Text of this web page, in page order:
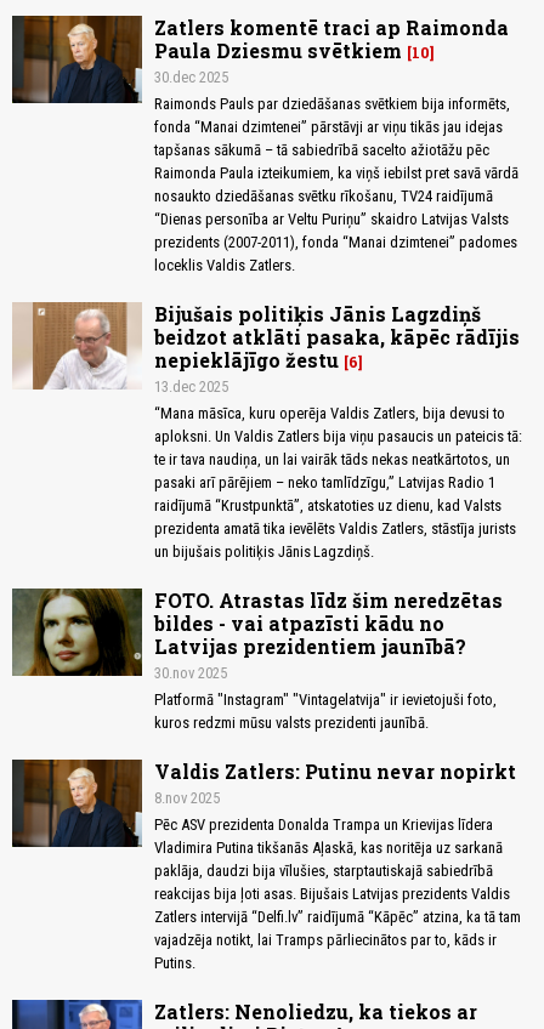
Zatlers komentē traci ap Raimonda
Paula Dziesmu svētkiem
10
30.dec 2025
Raimonds Pauls par dziedāšanas svētkiem bija informēts,
fonda “Manai dzimtenei” pārstāvji ar viņu tikās jau idejas
tapšanas sākumā – tā sabiedrībā sacelto ažiotāžu pēc
Raimonda Paula izteikumiem, ka viņš iebilst pret savā vārdā
nosaukto dziedāšanas svētku rīkošanu, TV24 raidījumā
“Dienas personība ar Veltu Puriņu” skaidro Latvijas Valsts
prezidents (2007-2011), fonda “Manai dzimtenei” padomes
loceklis Valdis Zatlers.
Bijušais politiķis Jānis Lagzdiņš
beidzot atklāti pasaka, kāpēc rādījis
nepieklājīgo žestu 6
13.dec 2025
“Mana māsīca, kuru operēja Valdis Zatlers, bija devusi to
aploksni. Un Valdis Zatlers bija viņu pasaucis un pateicis tā:
te ir tava naudiņa, un lai vairāk tāds nekas neatkārtotos, un
pasaki arī pārējiem – neko tamlīdzīgu,” Latvijas Radio 1
raidījumā “Krustpunktā”, atskatoties uz dienu, kad Valsts
prezidenta amatā tika ievēlēts Valdis Zatlers, stāstīja jurists
un bijušais politiķis Jānis Lagzdiņš.
FOTO. Atrastas līdz šim neredzētas
bildes - vai atpazīsti kādu no
Latvijas prezidentiem jaunībā?
30.nov 2025
Platformā "Instagram" "Vintagelatvija" ir ievietojuši foto,
kuros redzmi mūsu valsts prezidenti jaunībā.
Valdis Zatlers: Putinu nevar nopirkt
8.nov 2025
Pēc ASV prezidenta Donalda Trampa un Krievijas līdera
Vladimira Putina tikšanās Aļaskā, kas noritēja uz sarkanā
paklāja, daudzi bija vīlušies, starptautiskajā sabiedrībā
reakcijas bija ļoti asas. Bijušais Latvijas prezidents Valdis
Zatlers intervijā “Delfi.lv” raidījumā “Kāpēc” atzina, ka tā tam
vajadzēja notikt, lai Tramps pārliecinātos par to, kāds ir
Putins.
Zatlers: Nenoliedzu, ka tiekos ar